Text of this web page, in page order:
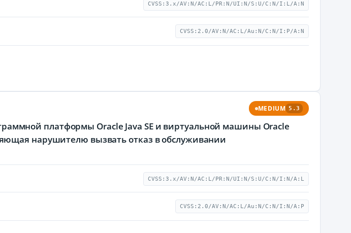
CVSS:3.x/AV:N/AC:L/PR:N/UI:N/S:U/C:N/I:L/A:N
CVSS:2.0/AV:N/AC:L/Au:N/C:N/I:P/A:N
MEDIUM 5.3
платформы Oracle Java SE и виртуальной машины Oracle
нарушителю вызвать отказ в обслуживании
CVSS:3.x/AV:N/AC:L/PR:N/UI:N/S:U/C:N/I:N/A:L
CVSS:2.0/AV:N/AC:L/Au:N/C:N/I:N/A:P